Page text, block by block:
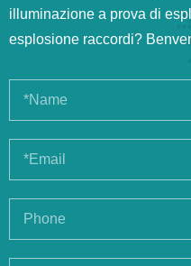
illuminazione a prova di
esplosione raccordi?